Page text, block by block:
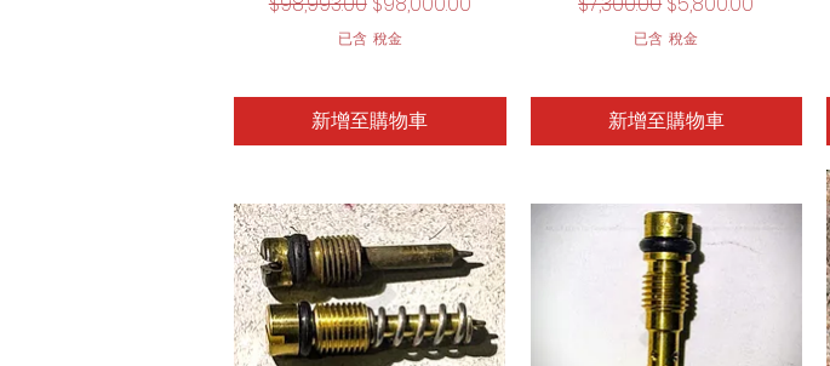
已含 稅金
新增至購物車
已含 稅金
新增至購物車